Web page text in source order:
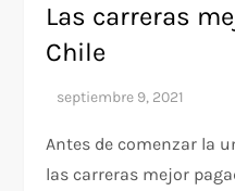
Las carreras
Chile
Antes de comenzar la
las carreras mejor